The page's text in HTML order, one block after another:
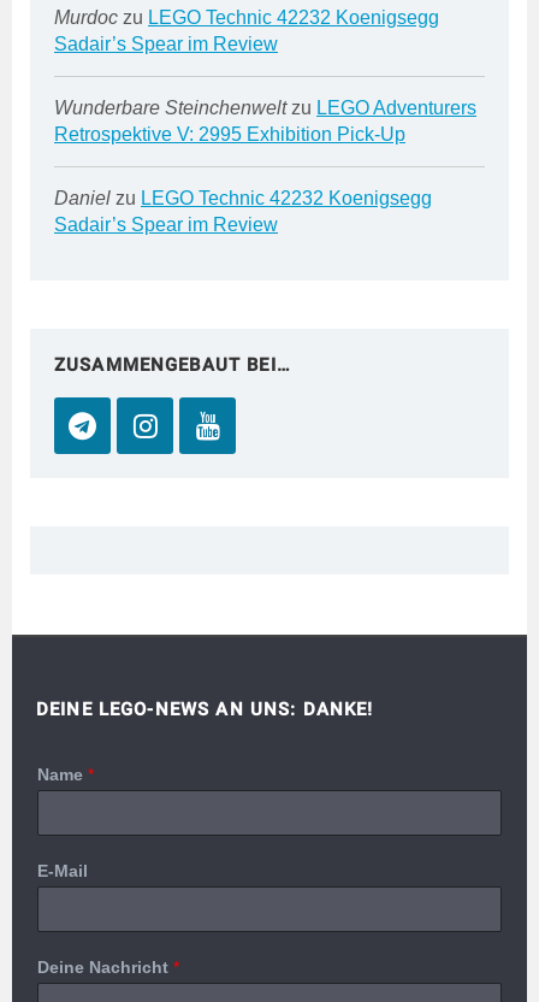
Murdoc zu LEGO Technic 42232 Koenigsegg
Sadair’s Spear im Review
Wunderbare Steinchenweltzu LEGO Adventurers
Retrospektive V: 2995 Exhibition Pick-Up
Daniel zu LEGO Technic 42232 Koenigsegg
Sadair’s Spear im Review
ZUSAMMENGEBAUT BEI…
DEINE LEGO-NEWS AN UNS: DANKE!
Name *
E-Mail
Deine Nachricht *